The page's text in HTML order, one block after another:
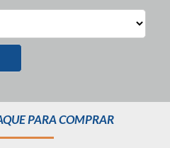
PARA COMPRAR